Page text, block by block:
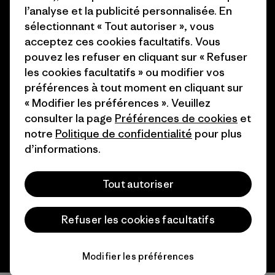
Comment nous finançons
Nos magasins
Programme d’affiliation
Patagonia Suisse Plan du site
© 2026 Patagonia, Inc. All Rights Reserved.
français
l’analyse et la publicité personnalisée. En
sélectionnant « Tout autoriser », vous
acceptez ces cookies facultatifs. Vous
pouvez les refuser en cliquant sur « Refuser
les cookies facultatifs » ou modifier vos
préférences à tout moment en cliquant sur
« Modifier les préférences ». Veuillez
consulter la page Préférences de cookies et
notre Politique de confidentialité pour plus
d’informations.
Tout autoriser
Refuser les cookies facultatifs
Modifier les préférences